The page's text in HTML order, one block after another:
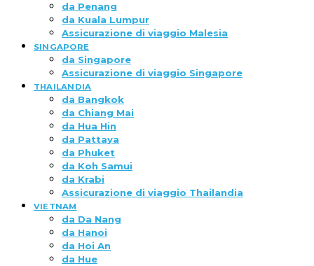
da Penang
da Kuala Lumpur
Assicurazione di viaggio Malesia
SINGAPORE
da Singapore
Assicurazione di viaggio Singapore
THAILANDIA
da Bangkok
da Chiang Mai
da Hua Hin
da Pattaya
da Phuket
da Koh Samui
da Krabi
Assicurazione di viaggio Thailandia
VIETNAM
da Da Nang
da Hanoi
da Hoi An
da Hue